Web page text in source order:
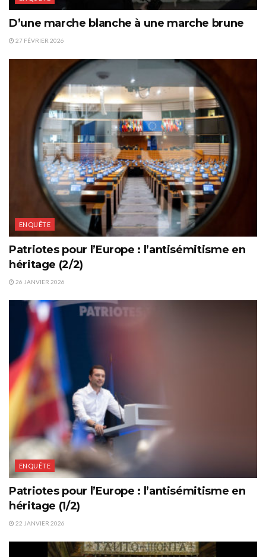
D’une marche blanche à une marche brune
27 FÉVRIER 2026
ENQUÊTE
Patriotes pour l’Europe : l’antisémitisme en
héritage (2/2)
26 JANVIER 2026
ENQUÊTE
Patriotes pour l’Europe : l’antisémitisme en
héritage (1/2)
22 JANVIER 2026